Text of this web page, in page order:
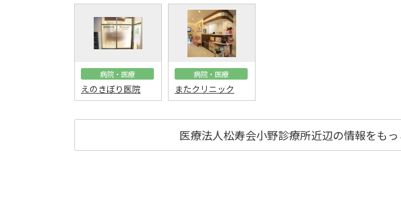
病院・医療
えのきぼり医院
病院・医療
またクリニック
医療法人松寿会小野診療所近辺の情報をもっ